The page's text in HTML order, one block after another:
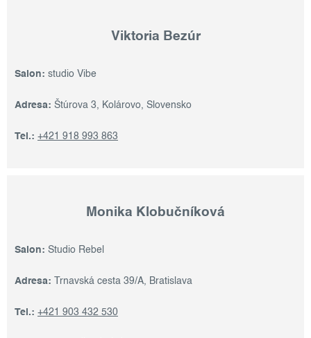
Viktoria Bezúr
Salon: studio Vibe
Adresa: Štúrova 3, Kolárovo, Slovensko
Tel.: +421 918 993 863
Monika Klobučníková
Salon: Studio Rebel
Adresa: Trnavská cesta 39/A, Bratislava
Tel.: +421 903 432 530